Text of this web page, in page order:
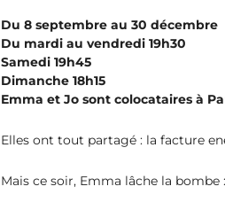
Du 8 septembre au 30 décembre
Du mardi au vendredi 19h30
Samedi 19h45
Dimanche 18h15
Emma et Jo sont colocataires à
Elles ont tout partagé : la facture
Mais ce soir, Emma lâche la